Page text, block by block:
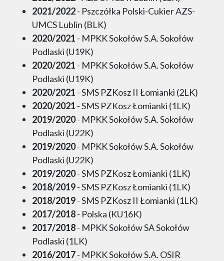
2021/2022- Pszczółka Polski-Cukier AZS-
UMCS Lublin (BLK)
2020/2021 - MPKK Sokołów S.A. Sokołów
Podlaski (U19K)
2020/2021 - MPKK Sokołów S.A. Sokołów
Podlaski (U19K)
2020/2021 - SMS PZKosz II Łomianki (2LK)
2020/2021 - SMS PZKosz Łomianki (1LK)
2019/2020- MPKK Sokołów S.A. Sokołów
Podlaski (U22K)
2019/2020- MPKK Sokołów S.A. Sokołów
Podlaski (U22K)
2019/2020- SMS PZKosz Łomianki (1LK)
2018/2019- SMS PZKosz Łomianki (1LK)
2018/2019- SMS PZKosz II Łomianki (1LK)
2017/2018- Polska (KU16K)
2017/2018- MPKK Sokołów SA Sokołów
Podlaski (1LK)
2016/2017- MPKK Sokołów S.A. OSIR